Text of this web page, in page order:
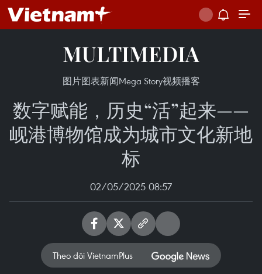
MULTIMEDIA
图片图表新闻Mega Story视频播客
数字赋能，历史“活”起来——
岘港博物馆成为城市文化新地
标
02/05/2025 08:57
Theo dõi VietnamPlus